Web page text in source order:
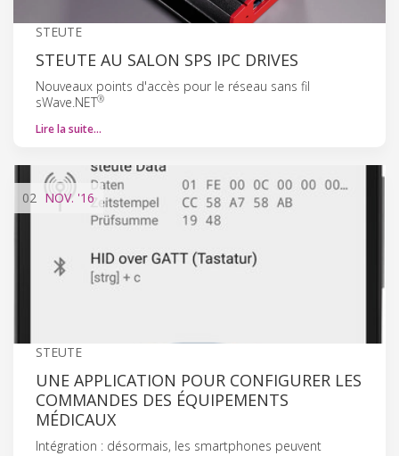
STEUTE
STEUTE AU SALON SPS IPC DRIVES
Nouveaux points d'accès pour le réseau sans fil
sWave.NET®
Lire la suite…
02 NOV. '16
STEUTE
UNE APPLICATION POUR CONFIGURER LES
COMMANDES DES ÉQUIPEMENTS
MÉDICAUX
Intégration : désormais, les smartphones peuvent